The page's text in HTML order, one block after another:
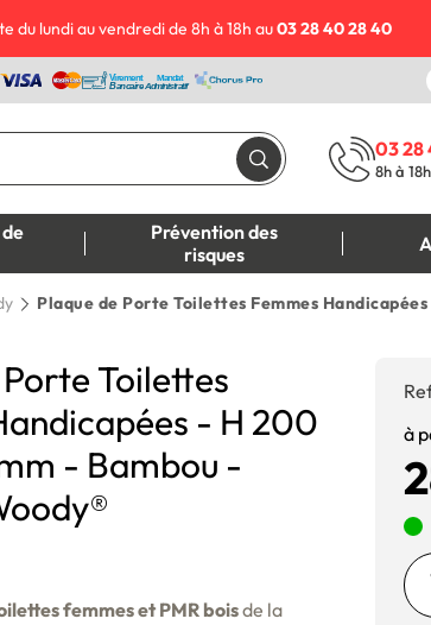
du lundi au vendredi de 8h à 18h au03 28 40 28 40
03 28
8h à 18h
Prévention des
risques
Plaque de Porte Toilettes Femmes
Toilettes
- H 200
- Bambou -
femmes et PMR boisde la
à